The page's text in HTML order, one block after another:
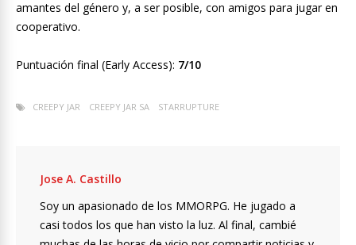
amantes del género y, a ser posible, con amigos para jugar en
cooperativo.
Puntuación final (Early Access): 7/10
CREEPY JAR CREEPY JAR SA STARRUPTURE
Jose A. Castillo
Soy un apasionado de los MMORPG. He jugado a
casi todos los que han visto la luz. Al final, cambié